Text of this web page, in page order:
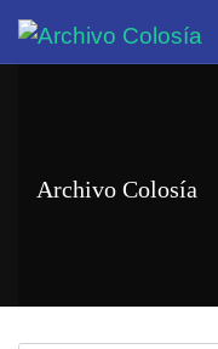
Archivo Colosía